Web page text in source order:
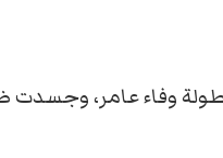
وفاء عامر،